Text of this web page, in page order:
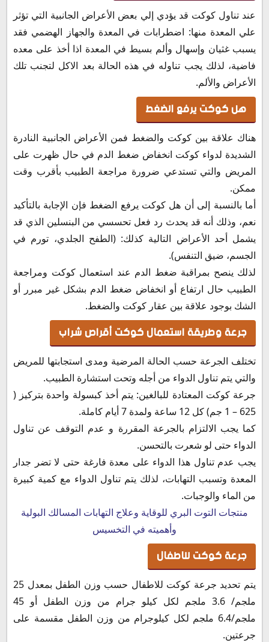
عند تناول كوكت قد يؤدي إلي بعض الأعراض الجانبية التي تؤثر
علي المعدة منها: اضطرابات في المعدة والجهاز الهضمي فقد
يسبب غثيان وإسهال وألم بسيط في المعدة اذا أخذ على معده
فاضية، لذلك يجب تناوله في هذه الحالة بعد الاكل لتجنب تلك
الأعراض والألم.
هل كوكت يرفع الضغط
هناك علاقة بين كوكت والضغط فمن الأعراض الجانبية النادرة
الشديدة لدواء كوكت انخفاض ضغط الدم في حال ظهرت على
المريض والتي تستدعي ضرورة مراجعة الطبيب بأقرب وقت
ممكن.
أما بالنسبة إلى أن هل كوكت يرفع الضغط فإن الإجابة بالتأكيد
نعم، وذلك أنه قد يحدث رد فعل تحسسي من البنسلين الذي قد
يشمل أحد الأعراض التالية كذلك: (الطفح الجلدي، تورم في
الجسم، ضيق التنفس).
لذلك ينصح بمراقبة ضغط الدم عند استعمال كوكت ومراجعة
الطبيب حال ارتفاع أو انخفاض ضغط الدم بشكل غير مبرر أو
الشك بوجود علاقة بين عقار كوكت والضغط.
جرعة وطريقة استعمال كوكت أقراص شراب
تختلف الجرعة حسب الحالة المرضية ومدى استجابتها للمريض
والتي يتم تناول الدواء من أجله وتحت استشارة الطبيب.
جرعة كوكت المعتادة للبالغين: يتم أخذ كبسولة واحدة بتركيز (
625 – 1 جم) كل 12 ساعة ولمدة 7 أيام كاملة.
كما يجب الالتزام بالجرعة المقررة و عدم التوقف عن تناول
الدواء حتى لو شعرت بالتحسن.
يجب عدم تناول هذا الدواء على معدة فارغة حتى لا تضر جدار
المعدة وتسبب التهابات، لذلك يتم تناول الدواء مع كمية كبيرة
من الماء والوجبات.
منتجات التوت البري للوقاية وعلاج التهابات المسالك البولية
وأهميته في التخسيس
جرعة كوكت للاطفال
يتم تحديد جرعة كوكت للاطفال حسب وزن الطفل بمعدل 25
ملجم/ 3.6 ملجم لكل كيلو جرام من وزن الطفل أو 45
ملجم/6.4 ملجم لكل كيلوجرام من وزن الطفل مقسمة على
جرعتين.